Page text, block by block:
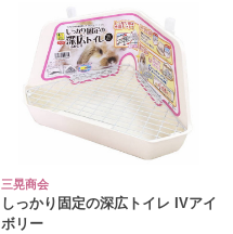
三晃商会
しっかり固定の深広トイレ IVアイ
ボリー